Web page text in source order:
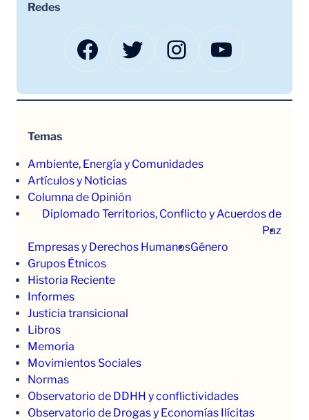
Redes
Facebook Twitter Instagram YouTube
Temas
Ambiente, Energía y Comunidades
Artículos y Noticias
Columna de Opinión
Diplomado Territorios, Conflicto y Acuerdos de
Paz
Empresas y Derechos HumanosGénero
Grupos Étnicos
Historia Reciente
Informes
Justicia transicional
Libros
Memoria
Movimientos Sociales
Normas
Observatorio de DDHH y conflictividades
Observatorio de Drogas y Economías Ilícitas